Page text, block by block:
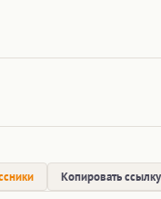
Копировать ссылку